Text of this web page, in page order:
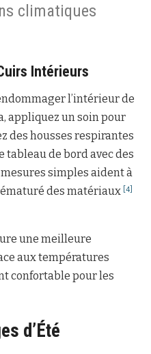
climatiques
Intérieurs
l’intérieur de
appliquez un soin pour
des housses respirantes
tableau de bord avec des
simples aident à
des matériaux [4]
une meilleure
aux températures
confortable pour les
d’Été